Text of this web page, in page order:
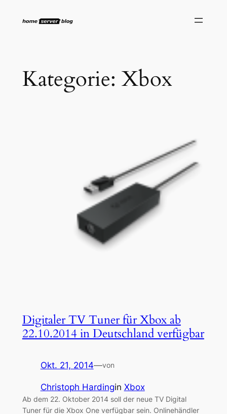
Inhalt
Kategorie: Xbox
Digitaler TV Tuner für Xbox ab
22.10.2014 in Deutschland verfügbar
Okt. 21, 2014—von
Christoph Hardingin Xbox
Ab dem 22. Oktober 2014 soll der neue TV Digital
Tuner für die Xbox One verfügbar sein. Onlinehändler